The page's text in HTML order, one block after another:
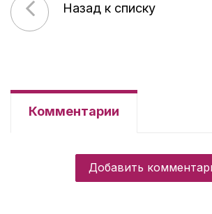
Назад к списку
Комментарии
Добавить